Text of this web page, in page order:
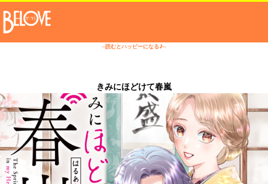
─読むとハッピーになる♪─
きみにほどけて春嵐